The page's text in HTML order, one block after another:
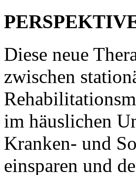
Diese neue
zwischen
im häuslichen
Kranken- und
einsparen und